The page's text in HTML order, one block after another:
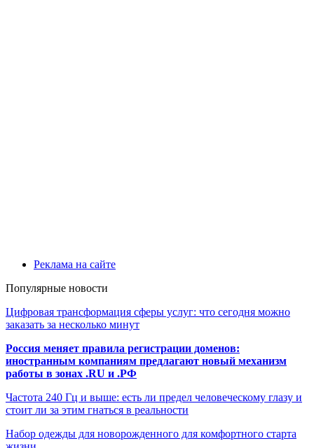
Реклама на сайте
Популярные новости
Цифровая трансформация сферы услуг: что сегодня можно
заказать за несколько минут
Россия меняет правила регистрации доменов:
иностранным компаниям предлагают новый механизм
работы в зонах .RU и .РФ
Частота 240 Гц и выше: есть ли предел человеческому глазу и
стоит ли за этим гнаться в реальности
Набор одежды для новорожденного для комфортного старта